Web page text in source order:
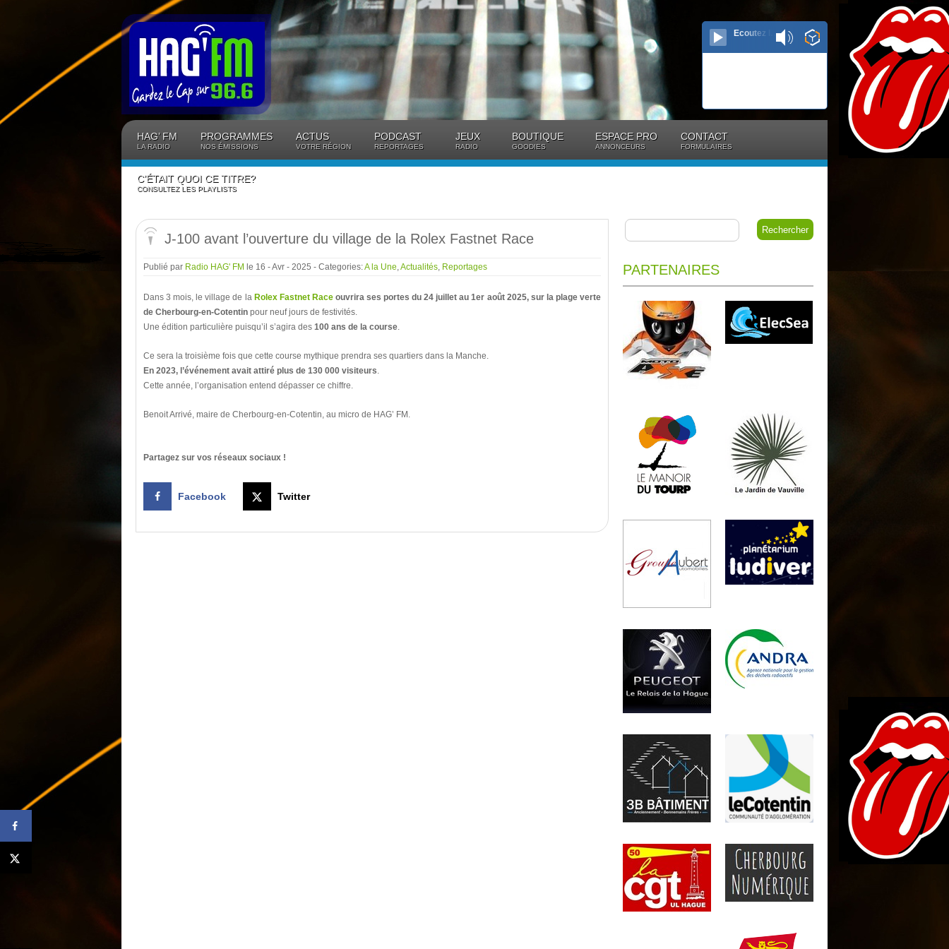
Ecoutez le direct...
HAG’ FM
LA RADIO
PROGRAMMES
NOS ÉMISSIONS
ACTUS
VOTRE RÉGION
PODCAST
REPORTAGES
JEUX
RADIO
BOUTIQUE
GOODIES
ESPACE PRO
ANNONCEURS
CONTACT
FORMULAIRES
C’ÉTAIT QUOI CE TITRE?
CONSULTEZ LES PLAYLISTS
J-100 avant l’ouverture du village de la Rolex Fastnet Race
Publié par Radio HAG' FM le 16 - Avr - 2025 - Categories:A la Une,Actualités, Reportages
Dans 3 mois, le village de la Rolex Fastnet Raceouvrira ses portes du 24 juillet au 1er août 2025, sur la plage verte
de Cherbourg-en-Cotentin pour neuf jours de festivités.
Une édition particulière puisqu’il s’agira des 100 ans de la course.
Ce sera la troisième fois que cette course mythique prendra ses quartiers dans la Manche.
En 2023, l’événement avait attiré plus de 130 000 visiteurs.
Cette année, l’organisation entend dépasser ce chiffre.
Benoit Arrivé, maire de Cherbourg-en-Cotentin, au micro de HAG’ FM.
Partagez sur vos réseaux sociaux !
Facebook Twitter
PARTENAIRES